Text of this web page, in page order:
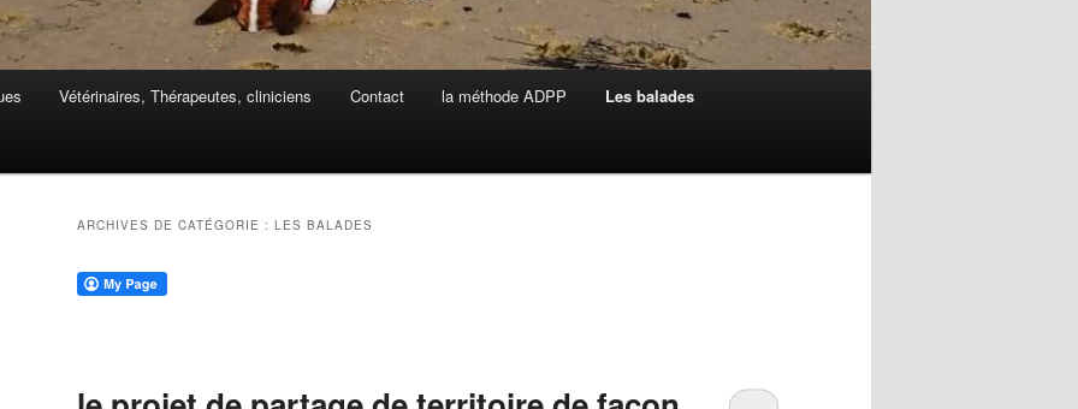
Vétérinaires, Thérapeutes, cliniciens Contact la méthode ADPP Les balades
ARCHIVES DE CATÉGORIE : LES BALADES